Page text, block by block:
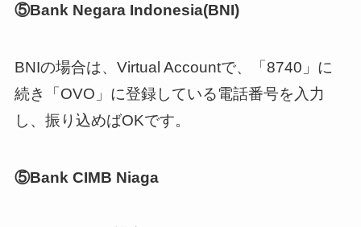
⑤Bank Negara Indonesia(BNI)
BNIの場合は、Virtual Accountで、「8740」に
続き「OVO」に登録している電話番号を入力
し、振り込めばOKです。
⑤Bank CIMB Niaga